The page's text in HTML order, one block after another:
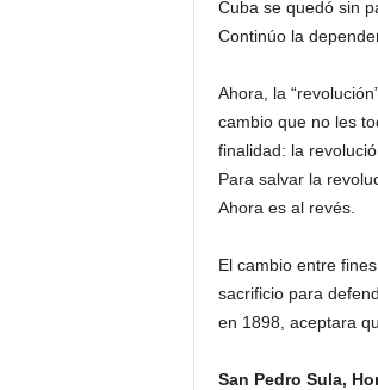
Cuba se quedó sin
Continúo la
Ahora, la
cambio que no les
finalidad: la
Para salvar la
Ahora es al revés.
El cambio entre
sacrificio para
en 1898, aceptara
San Pedro Sula,